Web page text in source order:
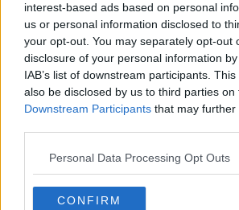
interest-based ads based on personal
us or personal information disclosed to
your opt-out. You may separately opt-out
disclosure of your personal information
IAB’s list of downstream participants.
also be disclosed by us to third parties on
Downstream Participants that may
Personal Data Processing Opt Outs
CONFIRM
ULTIMELE